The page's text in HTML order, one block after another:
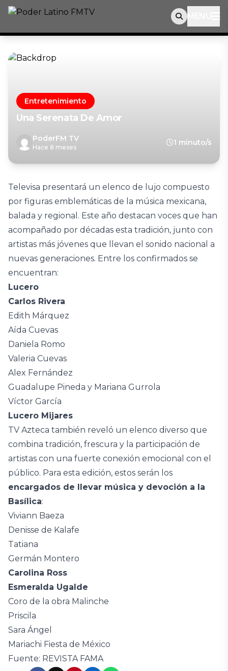
MENU
Entretenimiento
Una Serenata De Amor
PoderFM TV
Hace 8 meses
1 minuto/s
Televisa presentará un elenco de lujo compuesto
por figuras emblemáticas de la música mexicana,
balada y regional. Este año destacan voces que han
acompañado por décadas esta tradición, junto con
artistas más jóvenes que llevan el sonido nacional a
nuevas generaciones. Entre los confirmados se
encuentran:
Lucero
Carlos Rivera
Edith Márquez
Aída Cuevas
Daniela Romo
Valeria Cuevas
Alex Fernández
Guadalupe Pineda y Mariana Gurrola
Víctor García
Lucero Mijares
TV Azteca también reveló un elenco diverso que
combina tradición, frescura y la participación de
artistas con una fuerte conexión emocional con el
público. Para esta edición, estos serán los
encargados de llevar música y devoción a la
Basílica:
Viviann Baeza
Denisse de Kalafe
Tatiana
Germán Montero
Carolina Ross
Esmeralda Ugalde
Coro de la obra Malinche
Priscila
Sara Ángel
Mariachi Fiesta de México
Fuente: REVISTA FAMA